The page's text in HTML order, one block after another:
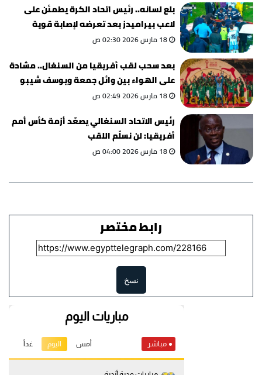
بلع لسانه.. رئيس اتحاد الكرة يطمئن على
لاعب بيراميدز بعد تعرضه لإصابة قوية
18 مارس 2026 02:30 ص
بعد سحب لقب أفريقيا من السنغال.. مشادة
على الهواء بين وائل جمعة ويوسف شيبو
18 مارس 2026 02:49 ص
رئيس الاتحاد السنغالي يصعّد أزمة كأس أمم
أفريقيا: لن نسلّم اللقب
18 مارس 2026 04:00 ص
رابط مختصر
نسخ